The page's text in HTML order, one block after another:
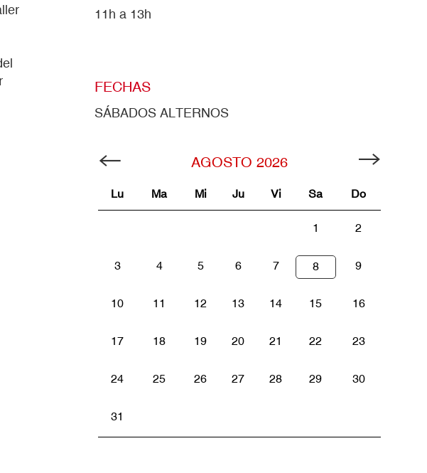
11h a 13h
FECHAS
SÁBADOS ALTERNOS
AGOSTO 2026
Lu Ma Mi Ju Vi Sa Do
1 2
3 4 5 6 7 8 9
10 11 12 13 14 15 16
17 18 19 20 21 22 23
24 25 26 27 28 29 30
31